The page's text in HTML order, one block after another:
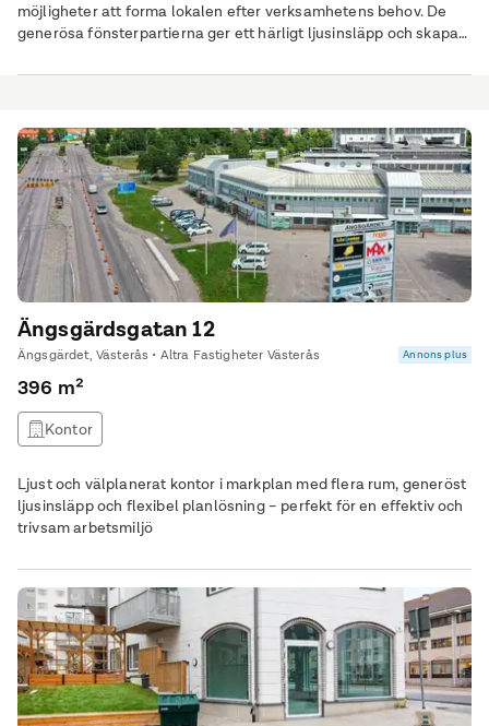
möjligheter att forma lokalen efter verksamhetens behov. De
generösa fönsterpartierna ger ett härligt ljusinsläpp och skapar
inspirerande arbetsmiljö. Lokalen har i dagsläget en flexibel
Ängsgärdsgatan 12
Ängsgärdet, Västerås • Altra Fastigheter Västerås Annons plus
396 m²
Kontor
Ljust och välplanerat kontor i markplan med flera rum, generöst
ljusinsläpp och flexibel planlösning – perfekt för en effektiv och
trivsam arbetsmiljö